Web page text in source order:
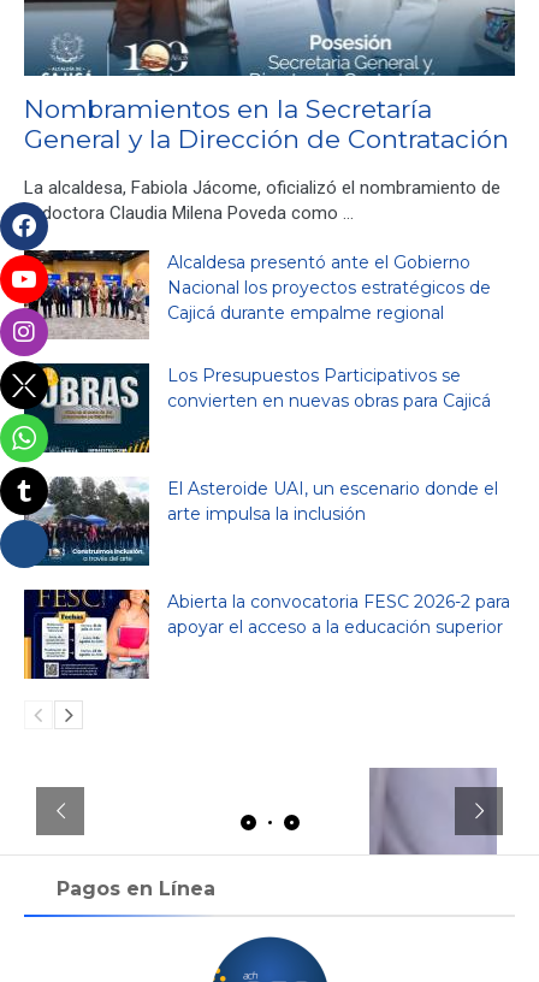
Nombramientos en la Secretaría
General y la Dirección de Contratación
La alcaldesa, Fabiola Jácome, oficializó el nombramiento de
la doctora Claudia Milena Poveda como …
Alcaldesa presentó ante el Gobierno
Nacional los proyectos estratégicos de
Cajicá durante empalme regional
Los Presupuestos Participativos se
convierten en nuevas obras para Cajicá
El Asteroide UAI, un escenario donde el
arte impulsa la inclusión
Abierta la convocatoria FESC 2026-2 para
apoyar el acceso a la educación superior
Pagos en Línea